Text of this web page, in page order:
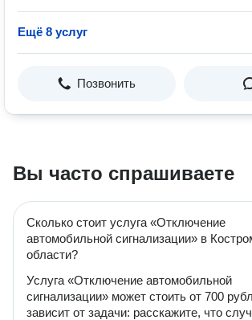
Ещё 8 услуг
Позвонить
Вы часто спрашиваете
Сколько стоит услуга «Отключение
автомобильной сигнализации» в
области?
Услуга «Отключение автомобильной
сигнализации» может стоить от 700
зависит от задачи: расскажите, что